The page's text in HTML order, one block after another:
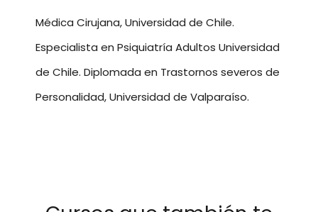
Médica Cirujana, Universidad de Chile.
Especialista en Psiquiatría Adultos Universidad
de Chile. Diplomada en Trastornos severos de
Personalidad, Universidad de Valparaíso.